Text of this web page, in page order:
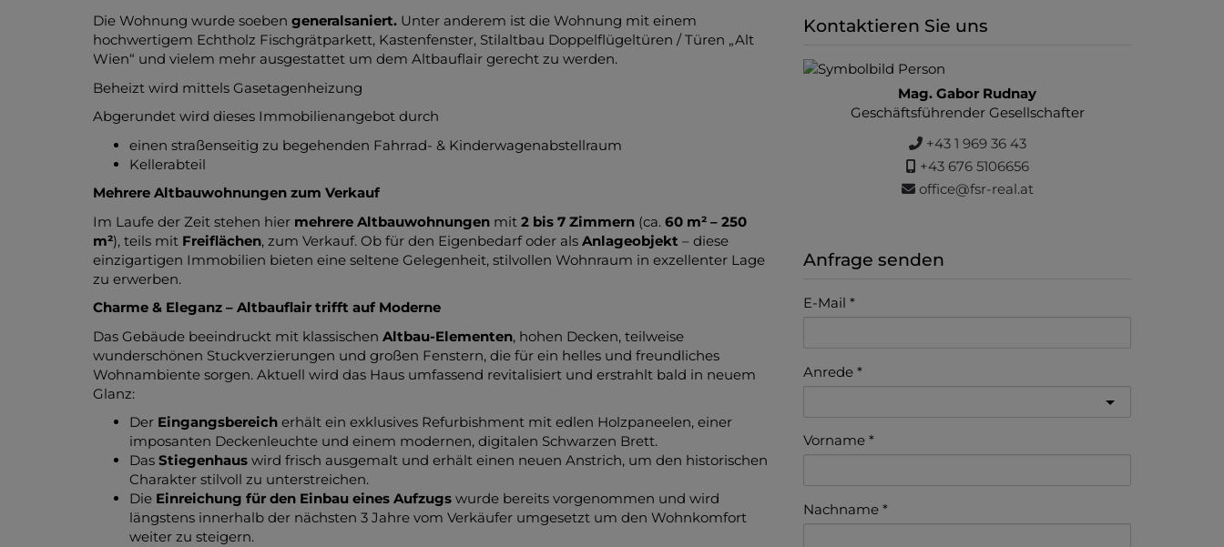
Die Wohnung wurde soeben generalsaniert. Unter anderem ist die Wohnung mit einem
hochwertigem Echtholz Fischgrätparkett, Kastenfenster, Stilaltbau Doppelflügeltüren / Türen „Alt
Wien“ und vielem mehr ausgestattet um dem Altbauflair gerecht zu werden.
Beheizt wird mittels Gasetagenheizung
Abgerundet wird dieses Immobilienangebot durch
einen straßenseitig zu begehenden Fahrrad- & Kinderwagenabstellraum
Kellerabteil
Mehrere Altbauwohnungen zum Verkauf
Im Laufe der Zeit stehen hier mehrere Altbauwohnungen mit 2 bis 7 Zimmern (ca. 60 m² – 250
m²), teils mit Freiflächen, zum Verkauf. Ob für den Eigenbedarf oder als Anlageobjekt – diese
einzigartigen Immobilien bieten eine seltene Gelegenheit, stilvollen Wohnraum in exzellenter Lage
zu erwerben.
Charme & Eleganz – Altbauflair trifft auf Moderne
Das Gebäude beeindruckt mit klassischen Altbau-Elementen, hohen Decken, teilweise
wunderschönen Stuckverzierungen und großen Fenstern, die für ein helles und freundliches
Wohnambiente sorgen. Aktuell wird das Haus umfassend revitalisiert und erstrahlt bald in neuem
Glanz:
Der Eingangsbereich erhält ein exklusives Refurbishment mit edlen Holzpaneelen, einer
imposanten Deckenleuchte und einem modernen, digitalen Schwarzen Brett.
Das Stiegenhaus wird frisch ausgemalt und erhält einen neuen Anstrich, um den historischen
Charakter stilvoll zu unterstreichen.
Die Einreichung für den Einbau eines Aufzugs wurde bereits vorgenommen und wird
längstens innerhalb der nächsten 3 Jahre vom Verkäufer umgesetzt um den Wohnkomfort
weiter zu steigern.
Kontaktieren Sie uns
Mag. Gabor Rudnay
Geschäftsführender Gesellschafter
+43 1 969 36 43
+43 676 5106656
office@fsr-real.at
Anfrage senden
E-Mail
Anrede
Vorname
Nachname